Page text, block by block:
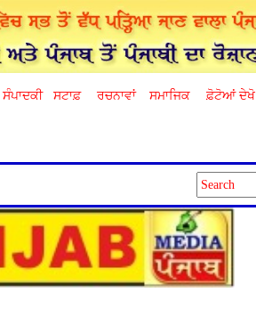
ਸੰਪਾਦਕੀ ਸਟਾਫ਼ ਰਚਨਾਵਾਂ ਸਮਾਜਿਕ ਫ਼ੋਟੋਆਂ ਦੇਖੋ